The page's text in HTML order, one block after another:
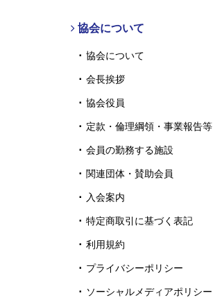
協会について
協会について
会長挨拶
協会役員
定款・倫理綱領・事業報告等
会員の勤務する施設
関連団体・賛助会員
入会案内
特定商取引に基づく表記
利用規約
プライバシーポリシー
ソーシャルメディアポリシー